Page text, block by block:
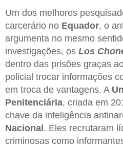
Um dos melhores
carcerário no Equador, o
argumenta no mesmo
investigações, os Los
dentro das prisões graças
policial trocar informações
em troca de vantagens. A
Penitenciária, criada em
chave da inteligência
Nacional . Eles recrutaram
criminosas como